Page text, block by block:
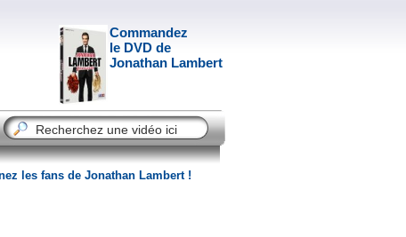
Commandez
le DVD de
Jonathan Lambert
les fans de Jonathan Lambert !